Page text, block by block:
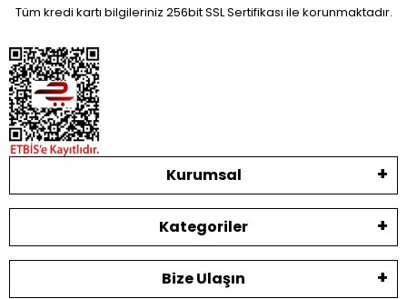
Tüm kredi kartı bilgileriniz 256bit SSL Sertifikası ile korunmaktadır.
Kurumsal
Kategoriler
Bize Ulaşın